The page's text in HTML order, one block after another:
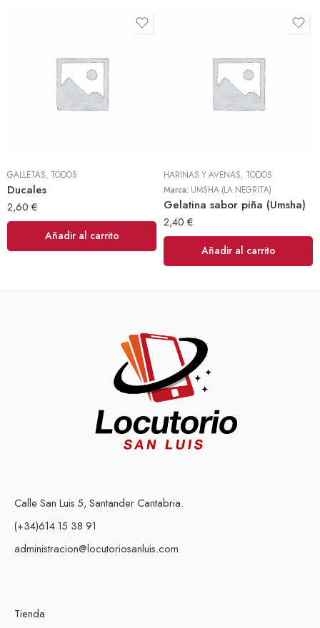
GALLETAS, TODOS
Ducales
2,60 €
Añadir al carrito
HARINAS Y AVENAS, TODOS
Marca: UMSHA (LA NEGRITA)
Gelatina sabor piña (Umsha)
2,40 €
Añadir al carrito
Calle San Luis 5, Santander Cantabria.
(+34)614 15 38 91
administracion@locutoriosanluis.com
Tienda